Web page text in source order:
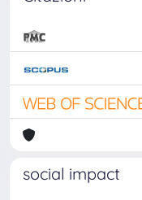
social impact